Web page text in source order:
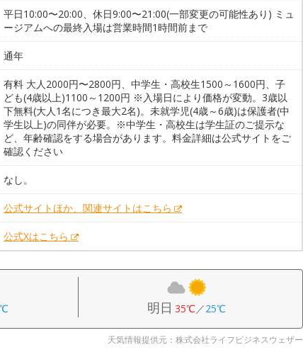
平日10:00〜20:00、休日9:00〜21:00(一部変更の可能性あり) ミュ
ージアムへの最終入場は営業時間1時間前まで
通年
有料 大人2000円〜2800円、中学生・高校生1500～1600円、子
ども(4歳以上)1100～1200円 ※入場日により価格が変動。3歳以
下無料(大人1名につき最大2名)。未就学児(4歳～6歳)は保護者(中
学生以上)の同伴が必要。※中学生・高校生は学生証のご提示な
ど、年齢確認をする場合があります。料金詳細は公式サイトをご
確認ください
なし。
公式サイトほか、関連サイトはこちら
公式Xはこちら
明日 35℃／25℃
天気情報提供元：株式会社ライフビジネスウェザー